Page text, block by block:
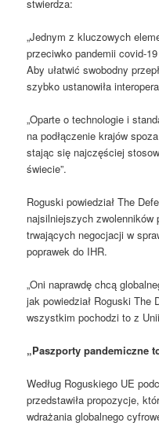
stwierdza:
„Jednym z kluczowych
przeciwko pandemii covid-
Aby ułatwić swobodny
szybko ustanowiła
„Oparte o technologie i
na podłączenie krajów
stając się najczęściej
świecie”.
Roguski powiedział The
najsilniejszych
trwających negocjacji w
poprawek do IHR.
„Oni naprawdę chcą
jak powiedział Roguski The
wszystkim pochodzi to z
„Paszporty pandemiczne
Według Roguskiego UE
przedstawiła propozycje,
wdrażania globalnego